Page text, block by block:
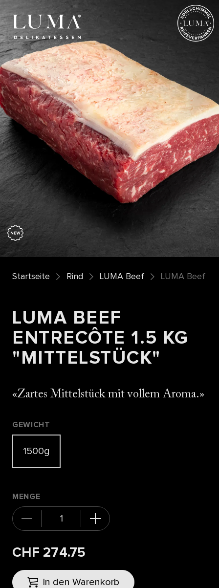
Startseite Rind LUMA Beef LUMA Beef
LUMA BEEF
ENTRECÔTE 1.5 KG
"MITTELSTÜCK"
Zartes Mittelstück mit vollem Aroma.
GEWICHT
1500g
MENGE
CHF 274.75
In den Warenkorb